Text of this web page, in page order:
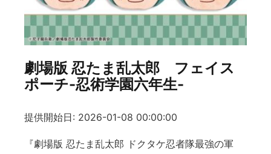
劇場版 忍たま乱太郎 フェイス
ポーチ-忍術学園六年生-
提供開始日: 2026-01-08 00:00:00
『劇場版 忍たま乱太郎 ドクタケ忍者隊最強の軍